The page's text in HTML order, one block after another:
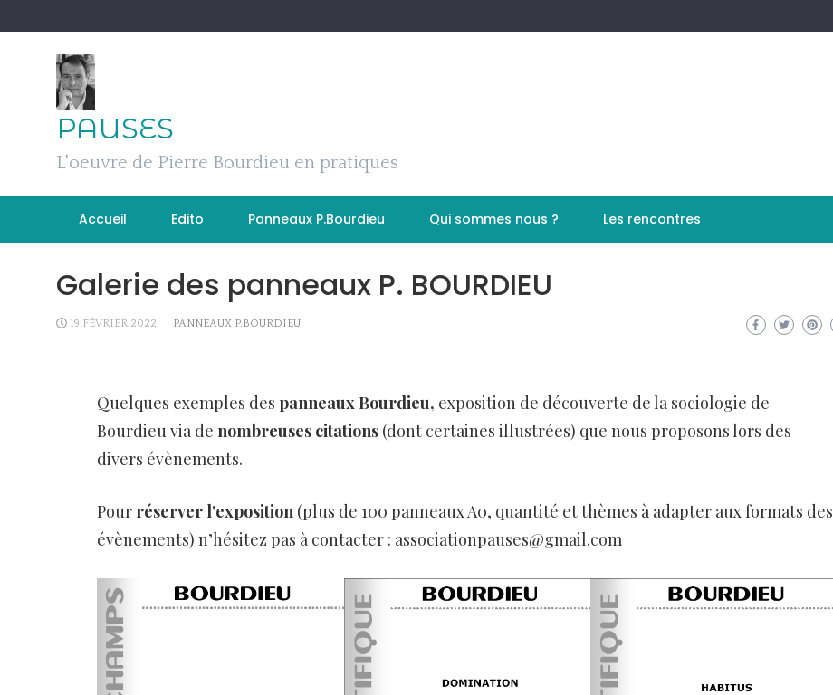
to
PAUSES
L'oeuvre de Pierre Bourdieu en pratiques
Accueil Edito Panneaux P.Bourdieu Qui sommes nous ? Les rencontres
Galerie des panneaux P. BOURDIEU
19 FÉVRIER 2022 PANNEAUX P.BOURDIEU
Quelques exemples des panneaux Bourdieu, exposition de découverte de la sociologie de
Bourdieu via de nombreuses citations (dont certaines illustrées) que nous proposons lors des
divers évènements.
Pour réserver l’exposition (plus de 100 panneaux A0, quantité et thèmes à adapter aux formats des
évènements) n’hésitez pas à contacter : associationpauses@gmail.com